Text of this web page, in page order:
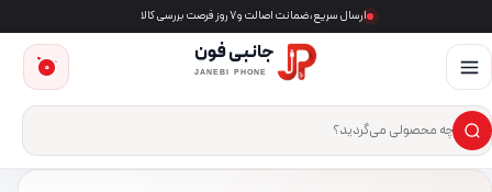
ارسال سریع، ضمانت اصالت و ۷ روز فرصت بررسی کالا
جانبی فون
JANEBI PHONE
جست‌وجوی محصول
×
0